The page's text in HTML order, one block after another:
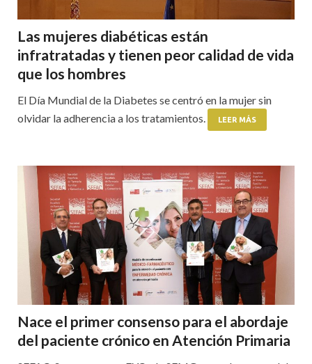
Las mujeres diabéticas están
infratratadas y tienen peor calidad de vida
que los hombres
El Día Mundial de la Diabetes se centró en la mujer sin
olvidar la adherencia a los tratamientos.
LEER MÁS
Nace el primer consenso para el abordaje
del paciente crónico en Atención Primaria